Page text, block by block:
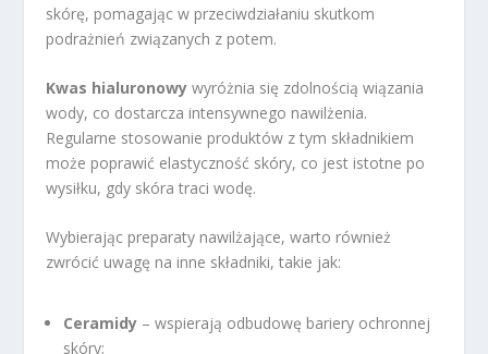
skórę, pomagając w przeciwdziałaniu skutkom
podrażnień związanych z potem.
Kwas hialuronowy wyróżnia się zdolnością wiązania
wody, co dostarcza intensywnego nawilżenia.
Regularne stosowanie produktów z tym składnikiem
może poprawić elastyczność skóry, co jest istotne po
wysiłku, gdy skóra traci wodę.
Wybierając preparaty nawilżające, warto również
zwrócić uwagę na inne składniki, takie jak:
Ceramidy – wspierają odbudowę bariery ochronnej
skóry;